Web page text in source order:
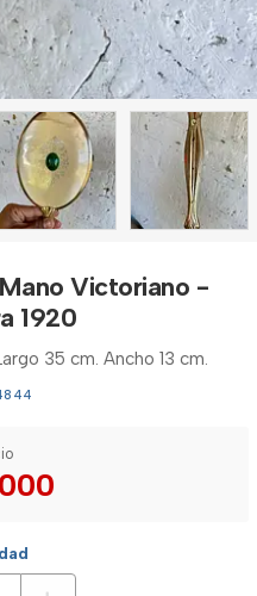
Victoriano -
1920
35 cm. Ancho 13 cm.